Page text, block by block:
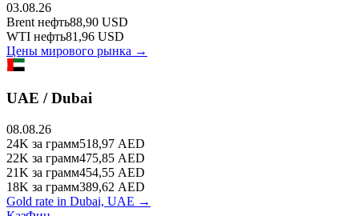
03.08.26
Brent нефть88,90 USD
WTI нефть81,96 USD
Цены мирового рынка →
UAE / Dubai
08.08.26
24K за грамм518,97 AED
22K за грамм475,85 AED
21K за грамм454,55 AED
18K за грамм389,62 AED
Gold rate in Dubai, UAE →